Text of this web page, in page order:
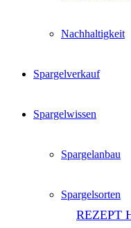
Nachhaltigkeit
Spargelverkauf
Spargelwissen
Spargelanbau
Spargelsorten
REZEPT